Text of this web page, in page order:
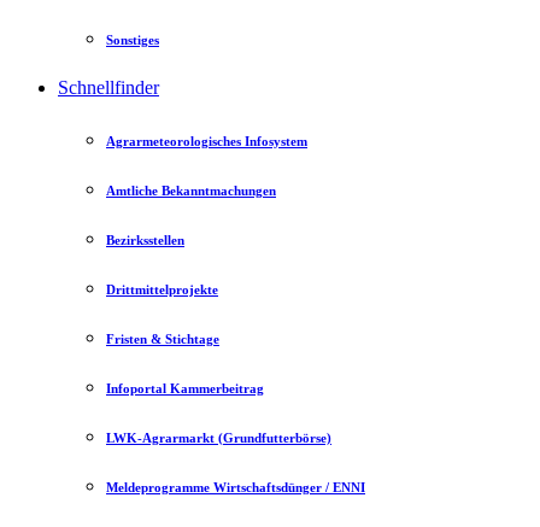
Sonstiges
Schnellfinder
Agrarmeteorologisches Infosystem
Amtliche Bekanntmachungen
Bezirksstellen
Drittmittelprojekte
Fristen & Stichtage
Infoportal Kammerbeitrag
LWK-Agrarmarkt (Grundfutterbörse)
Meldeprogramme Wirtschaftsdünger / ENNI